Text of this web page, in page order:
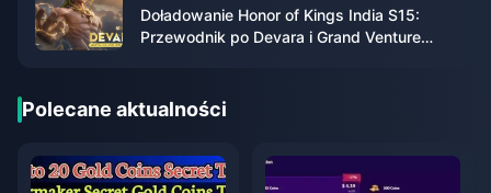
Doładowanie Honor of Kings India S15:
Przewodnik po Devara i Grand Venture
Polecane aktualności